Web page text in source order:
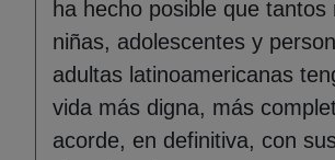
ha hecho posible que tantos
niñas, adolescentes y
adultas latinoamericanas
vida más digna, más
acorde, en definitiva, con sus